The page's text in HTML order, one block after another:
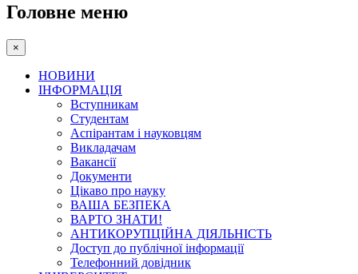
Головне меню
×
НОВИНИ
ІНФОРМАЦІЯ
Вступникам
Студентам
Аспірантам і науковцям
Викладачам
Вакансії
Документи
Цікаво про науку
ВАША БЕЗПЕКА
ВАРТО ЗНАТИ!
АНТИКОРУПЦІЙНА ДІЯЛЬНІСТЬ
Доступ до публічної інформації
Телефонний довідник